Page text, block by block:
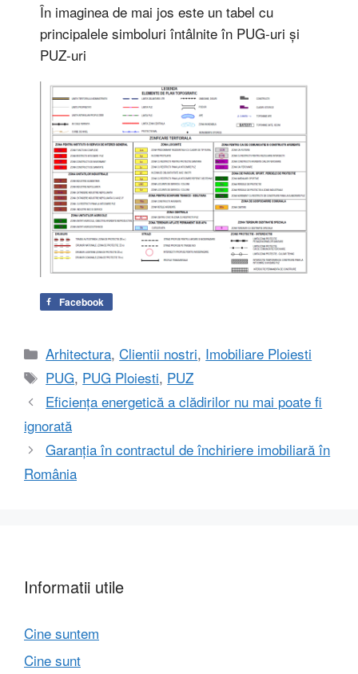
În imaginea de mai jos este un tabel cu
principalele simboluri întâlnite în PUG-uri și
PUZ-uri
Facebook
Categorii
Arhitectura,Clientii nostri, Imobiliare Ploiesti
Etichete
PUG, PUG Ploiesti, PUZ
Eficiența energetică a clădirilor nu mai poate fi
ignorată
Garanția în contractul de închiriere imobiliară în
România
Informatii utile
Cine suntem
Cine sunt